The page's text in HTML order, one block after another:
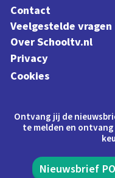
Contact
Veelgestelde vragen
Over Schooltv.nl
Privacy
Cookies
Ontvang jij de
te melden en
Nieuwsbrief PO